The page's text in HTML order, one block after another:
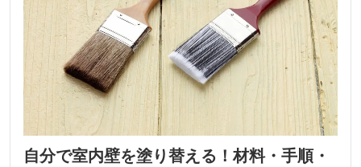
自分で室内壁を塗り替える！材料・手順・